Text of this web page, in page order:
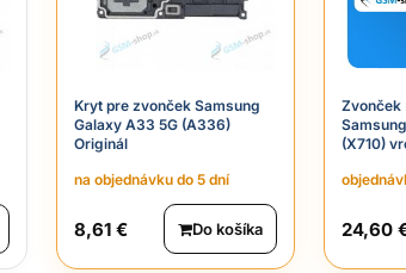
Kryt pre zvonček Samsung
Galaxy A33 5G (A336)
Originál
na objednávku do 5 dní
8,61 € Do košíka
Zvonček
(X710)
24,60